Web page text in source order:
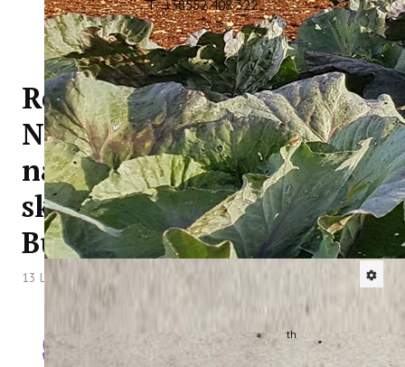
T: +38552 408 322
Rezultati projekta
NATURALLY prezentirani
na međunarodnom
skupu ICNPU-2023 u
Bugarskoj
13 Lipanj 2023 Hitova: 2484
U Varni u Bugarskoj je 30. 05. - 02. 06. 2023.
održan međunarodni skup 5thInternational
Conference on natural Products Utilization: